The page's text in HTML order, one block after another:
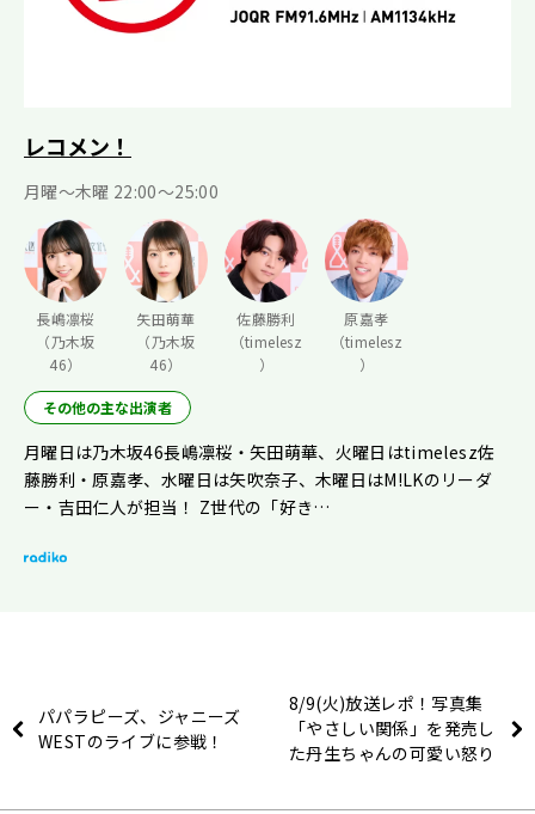
レコメン！
月曜〜木曜 22:00〜25:00
長嶋凛桜
（乃木坂
46）
矢田萌華
（乃木坂
46）
佐藤勝利
（timelesz
）
原嘉孝
（timelesz
）
その他の主な出演者
月曜日は乃木坂46長嶋凛桜・矢田萌華、火曜日はtimelesz佐
藤勝利・原嘉孝、水曜日は矢吹奈子、木曜日はM!LKのリーダ
ー・吉田仁人が担当！ Z世代の「好き…
パパラピーズ、ジャニーズ
WESTのライブに参戦！
8/9(火)放送レポ！写真集
「やさしい関係」を発売し
た丹生ちゃんの可愛い怒り